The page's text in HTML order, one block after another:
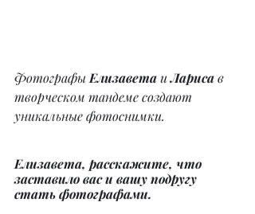
Фотографы Елизавета и Лариса в
творческом тандеме создают
уникальные фотоснимки.
Елизавета, расскажите, что
заставило вас и вашу подругу
стать фотографами.